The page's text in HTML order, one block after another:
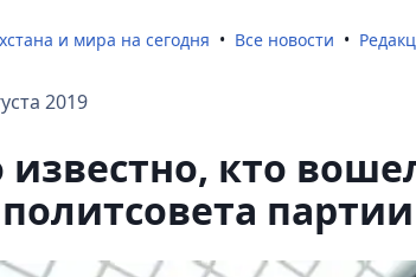
и мира на сегодня Все новости
2019
известно, кто